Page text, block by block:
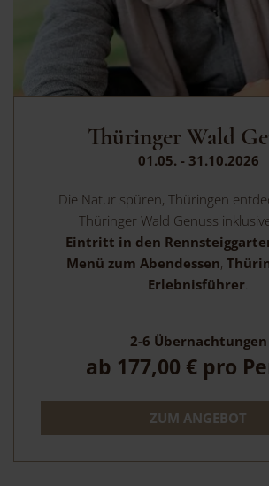
Thüringer Wald
01.05. - 31.10.2026
Die Natur spüren, Thüringen
Thüringer Wald Genuss
Eintritt in den
Menü zum Abendessen,
Erlebnisführer
2-6 Übernachtungen
ab 177,00 € pro
ZUM ANGEBOT